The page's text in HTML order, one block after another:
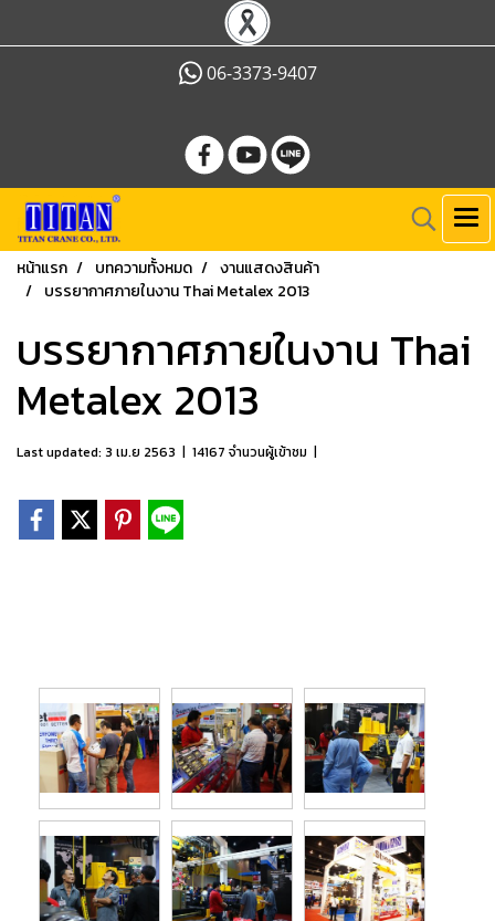
06-3373-9407
หน้าแรก บทความทั้งหมด
งานแสดงสินค้า
บรรยากาศภายในงาน Thai Metalex 2013
บรรยากาศภายในงาน Thai
Metalex 2013
Last updated: 3 เม.ย 2563 | 14167 จำนวนผู้เข้าชม |